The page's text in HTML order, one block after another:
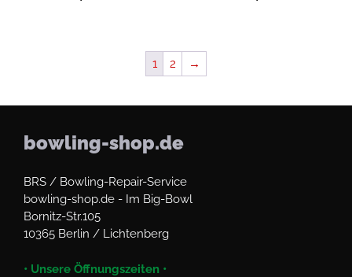
1 2 →
bowling-shop.de
BRS / Bowling-Repair-Service
bowling-shop.de - Im Big-Bowl
Bornitz-Str.105
10365 Berlin / Lichtenberg
• Unsere Öffnungszeiten •